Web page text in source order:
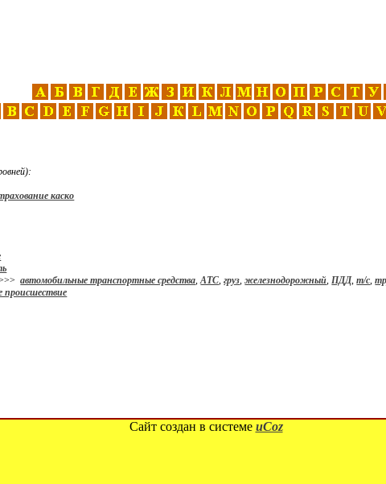
каско
автомобильные транспортные средства,АТС,груз,железнодорожный,ПДД,т/с,
происшествие
Сайт создан в системе uCoz